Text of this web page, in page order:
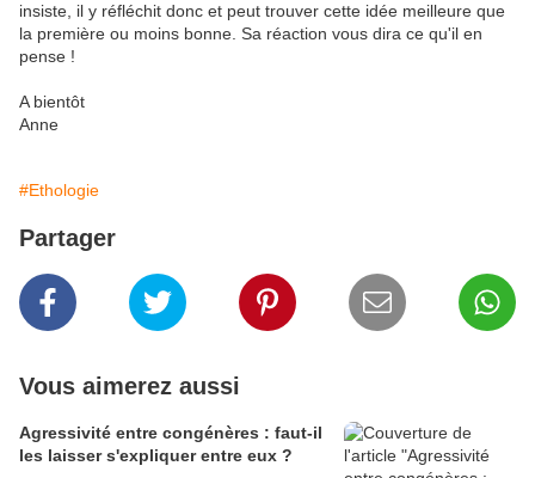
insiste, il y réfléchit donc et peut trouver cette idée meilleure que
la première ou moins bonne. Sa réaction vous dira ce qu'il en
pense !
A bientôt
Anne
#Ethologie
Partager
Vous aimerez aussi
Agressivité entre congénères : faut-il
les laisser s'expliquer entre eux ?